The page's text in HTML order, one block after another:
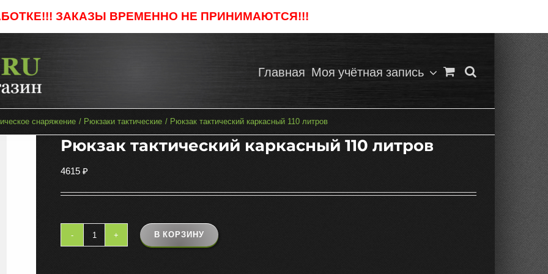
ЗАКАЗЫ ВРЕМЕННО НЕ ПРИНИМАЮТСЯ!!!
Главная Моя учётная запись
снаряжение Рюкзаки тактические Рюкзак тактический каркасный 110 литров
Рюкзак тактический каркасный 110 литров
4615 ₽
Количество
В КОРЗИНУ